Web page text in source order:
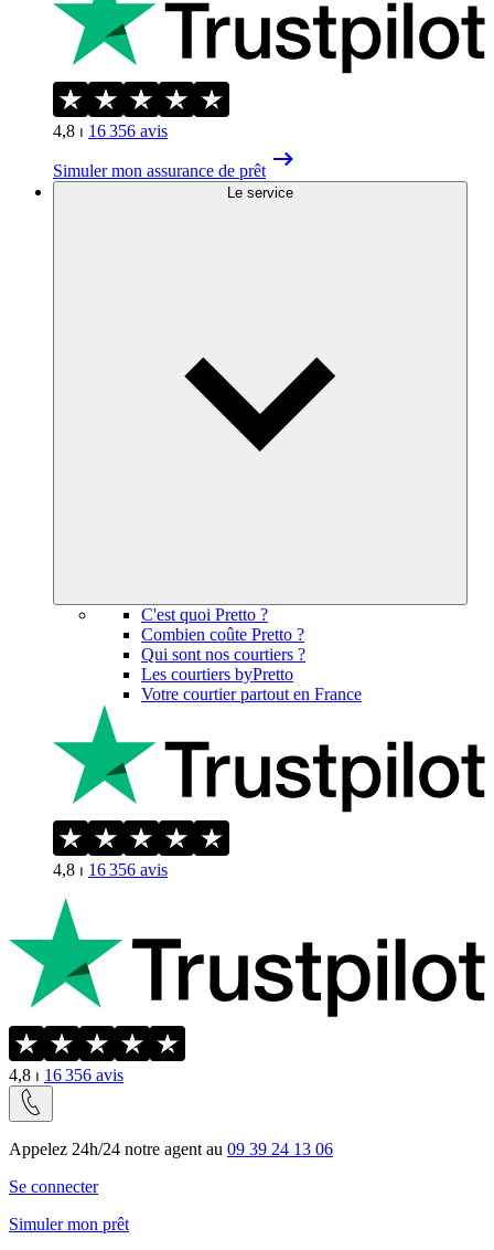
4,8 ⏐ 16 356 avis
Simuler mon assurance de prêt
Le service
C'est quoi Pretto ?
Combien coûte Pretto ?
Qui sont nos courtiers ?
Les courtiers byPretto
Votre courtier partout en France
4,8 ⏐ 16 356 avis
4,8 ⏐ 16 356 avis
Appelez 24h/24 notre agent au 09 39 24 13 06
Se connecter
Simuler mon prêt